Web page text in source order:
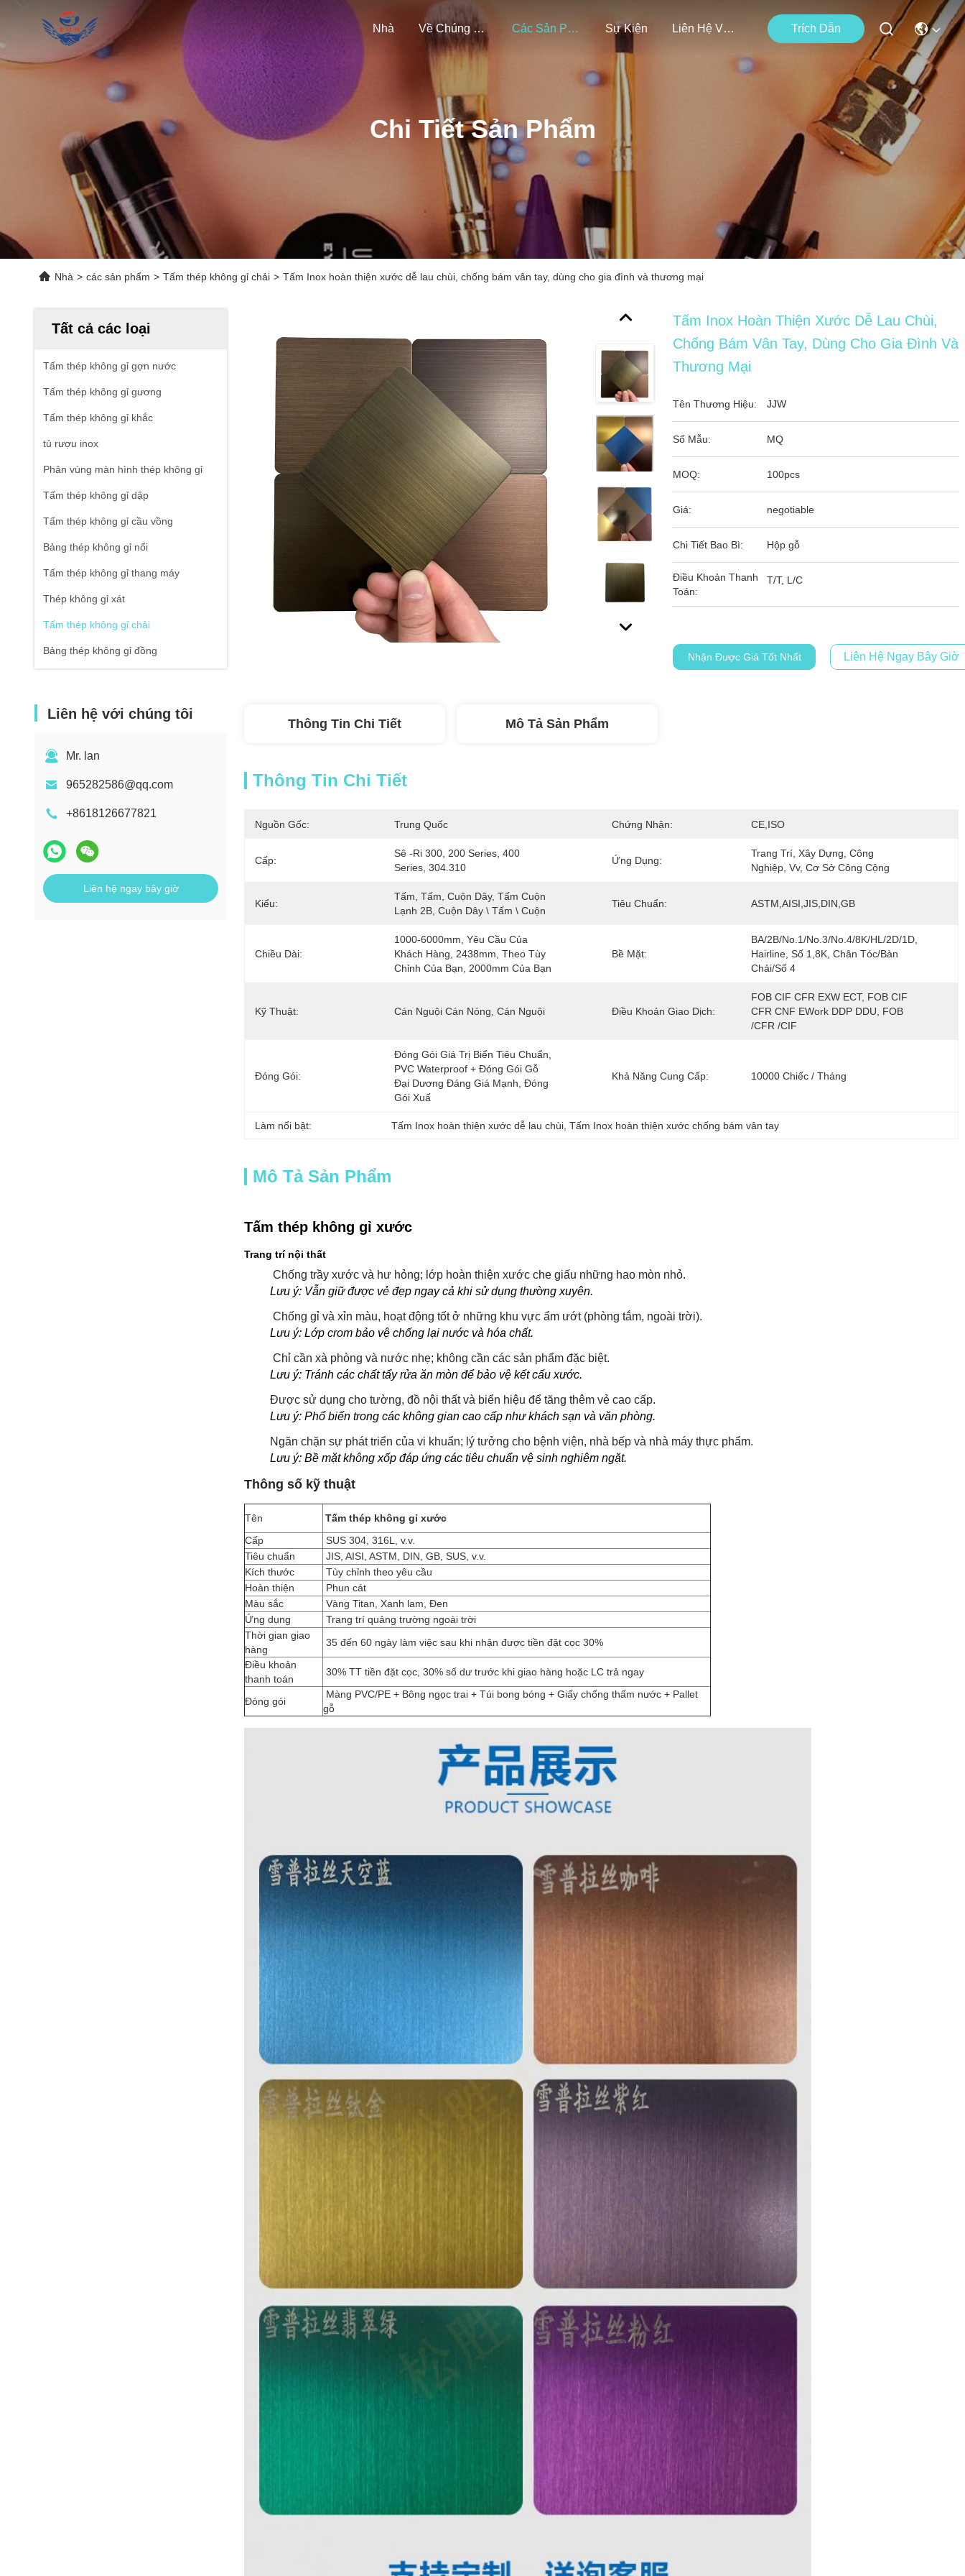
Nhà Về Chúng Tôi Các Sản Phẩm Sự Kiện Liên Hệ Với Chúng Tôi Trích Dẫn
Chi Tiết Sản Phẩm
Nhà > các sản phẩm > Tấm thép không gỉ chải > Tấm Inox hoàn thiện xước dễ lau chùi, chống bám vân tay, dùng cho gia đình và thương mại
Tất cả các loại
Tấm thép không gỉ gợn nước
Tấm thép không gỉ gương
Tấm thép không gỉ khắc
tủ rượu inox
Phân vùng màn hình thép không gỉ
Tấm thép không gỉ dập
Tấm thép không gỉ cầu vồng
Bảng thép không gỉ nổi
Tấm thép không gỉ thang máy
Thép không gỉ xát
Tấm thép không gỉ chải
Bảng thép không gỉ đồng
Liên hệ với chúng tôi
Mr. lan
965282586@qq.com
+8618126677821
Liên hệ ngay bây giờ
Tấm Inox Hoàn Thiện Xước Dễ Lau Chùi,
Chống Bám Vân Tay, Dùng Cho Gia Đình Và
Thương Mại
Tên Thương Hiệu: JJW
Số Mẫu: MQ
MOQ: 100pcs
Giá: negotiable
Chi Tiết Bao Bì: Hộp gỗ
Điều Khoản Thanh
Toán:
T/T, L/C
Nhận Được Giá Tốt Nhất Liên Hệ Ngay Bây Giờ
Thông Tin Chi Tiết Mô Tả Sản Phẩm
Thông Tin Chi Tiết
Nguồn Gốc: Trung Quốc Chứng Nhận: CE,ISO
Cấp:
Sê -ri 300, 200 Series, 400
Series, 304.310
Ứng Dụng:
Trang Trí, Xây Dựng, Công
Nghiệp, Vv, Cơ Sở Công Cộng
Kiểu:
Tấm, Tấm, Cuộn Dây, Tấm Cuộn
Lạnh 2B, Cuộn Dây \ Tấm \ Cuộn
Tiêu Chuẩn: ASTM,AISI,JIS,DIN,GB
Chiều Dài:
1000-6000mm, Yêu Cầu Của
Khách Hàng, 2438mm, Theo Tùy
Chỉnh Của Bạn, 2000mm Của Bạn
Bề Mặt:
BA/2B/No.1/No.3/No.4/8K/HL/2D/1D,
Hairline, Số 1,8K, Chân Tóc/bàn
Chải/số 4
Kỹ Thuật: Cán Nguội Cán Nóng, Cán Nguội Điều Khoản Giao Dịch:
FOB CIF CFR EXW ECT, FOB CIF
CFR CNF EWork DDP DDU, FOB
/CFR /CIF
Đóng Gói:
Đóng Gói Giá Trị Biển Tiêu Chuẩn,
PVC Waterproof + Đóng Gói Gỗ
Đại Dương Đáng Giá Mạnh, Đóng
Gói Xuấ
Khả Năng Cung Cấp: 10000 Chiếc / Tháng
Làm nổi bật: Tấm Inox hoàn thiện xước dễ lau chùi, Tấm Inox hoàn thiện xước chống bám vân tay
Mô Tả Sản Phẩm
Tấm thép không gỉ xước
Trang trí nội thất
Chống trầy xước và hư hỏng; lớp hoàn thiện xước che giấu những hao mòn nhỏ.
Lưu ý: Vẫn giữ được vẻ đẹp ngay cả khi sử dụng thường xuyên.
Chống gỉ và xỉn màu, hoạt động tốt ở những khu vực ẩm ướt (phòng tắm, ngoài trời).
Lưu ý: Lớp crom bảo vệ chống lại nước và hóa chất.
Chỉ cần xà phòng và nước nhẹ; không cần các sản phẩm đặc biệt.
Lưu ý: Tránh các chất tẩy rửa ăn mòn để bảo vệ kết cấu xước.
Được sử dụng cho tường, đồ nội thất và biển hiệu để tăng thêm vẻ cao cấp.
Lưu ý: Phổ biến trong các không gian cao cấp như khách sạn và văn phòng.
Ngăn chặn sự phát triển của vi khuẩn; lý tưởng cho bệnh viện, nhà bếp và nhà máy thực phẩm.
Lưu ý: Bề mặt không xốp đáp ứng các tiêu chuẩn vệ sinh nghiêm ngặt.
Thông số kỹ thuật
Tên
Tấm thép không gỉ xước
Cấp
SUS 304, 316L, v.v.
Tiêu chuẩn
JIS, AISI, ASTM, DIN, GB, SUS, v.v.
Kích thước
Tùy chỉnh theo yêu cầu
Hoàn thiện
Phun cát
Màu sắc
Vàng Titan, Xanh lam, Đen
Ứng dụng
Trang trí quảng trường ngoài trời
Thời gian giao
hàng
35 đến 60 ngày làm việc sau khi nhận được tiền đặt cọc 30%
Điều khoản
thanh toán
30% TT tiền đặt cọc, 30% số dư trước khi giao hàng hoặc LC trả ngay
Đóng gói
Màng PVC/PE + Bông ngọc trai + Túi bong bóng + Giấy chống thấm nước + Pallet
gỗ